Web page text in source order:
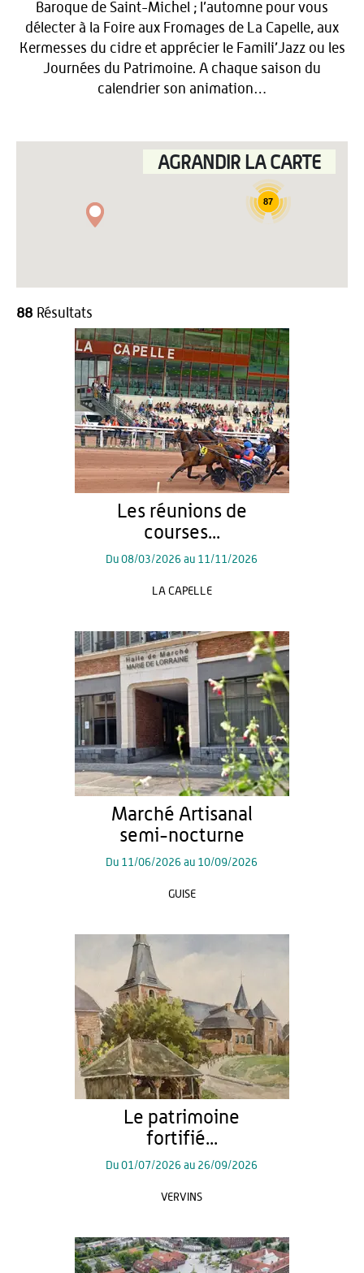
Baroque de Saint-Michel ; l’automne pour vous
délecter à la Foire aux Fromages de La Capelle, aux
Kermesses du cidre et apprécier le Famili’Jazz ou les
Journées du Patrimoine. A chaque saison du
calendrier son animation…
87
AGRANDIR LA CARTE
88 Résultats
Les réunions de
courses...
Du08/03/2026 au 11/11/2026
LA CAPELLE
Marché Artisanal
semi-nocturne
Du 11/06/2026 au 10/09/2026
GUISE
Le patrimoine
fortifié...
Du01/07/2026 au 26/09/2026
VERVINS